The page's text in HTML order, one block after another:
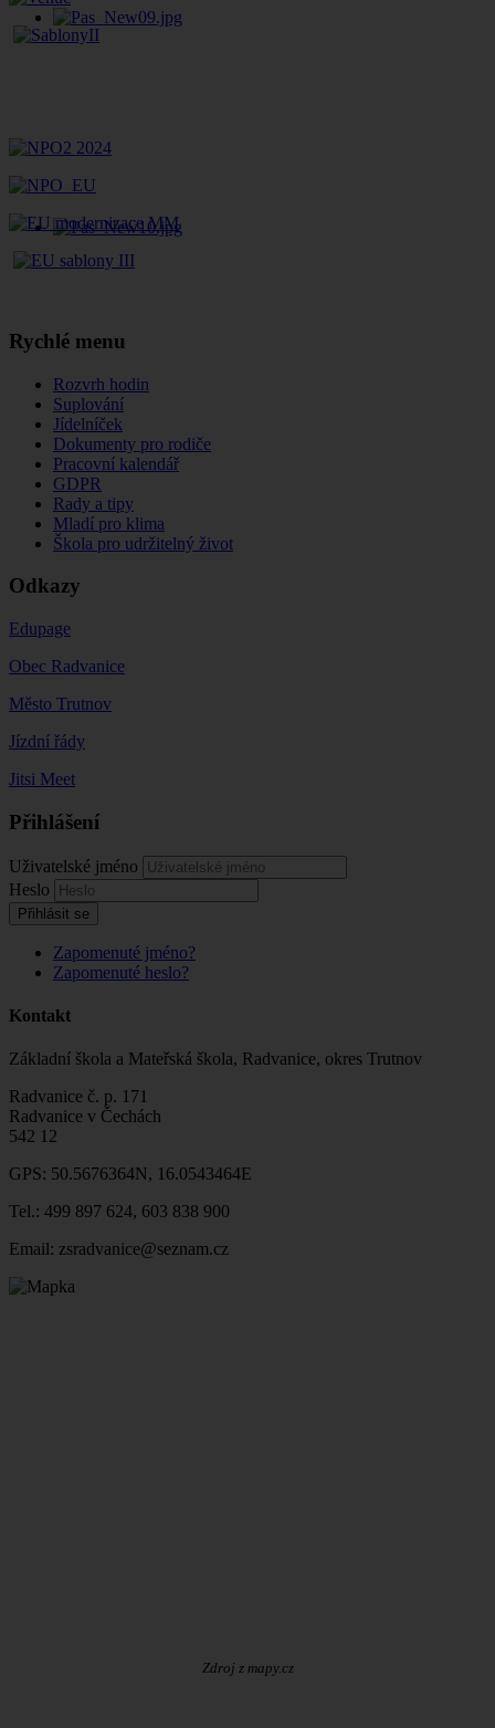
Rychlé menu
Rozvrh hodin
Suplování
Jídelníček
Dokumenty pro rodiče
Pracovní kalendář
GDPR
Rady a tipy
Mladí pro klima
Škola pro udržitelný život
Odkazy
Edupage
Obec Radvanice
Město Trutnov
Jízdní řády
Jitsi Meet
Přihlášení
Uživatelské jméno
Heslo
Přihlásit se
Zapomenuté jméno?
Zapomenuté heslo?
Kontakt
Základní škola a Mateřská škola, Radvanice, okres Trutnov
Radvanice č. p. 171
Radvanice v Čechách
542 12
GPS: 50.5676364N, 16.0543464E
Tel.: 499 897 624, 603 838 900
Email: zsradvanice@seznam.cz
Zdroj z mapy.cz